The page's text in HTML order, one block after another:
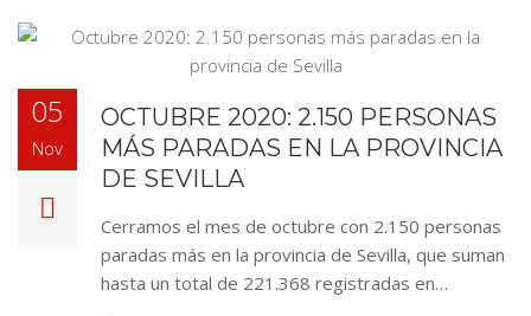
05
Nov
OCTUBRE 2020: 2.150 PERSONAS
MÁS PARADAS EN LA PROVINCIA
DE SEVILLA
Cerramos el mes de octubre con 2.150 personas
paradas más en la provincia de Sevilla, que suman
hasta un total de 221.368 registradas en…